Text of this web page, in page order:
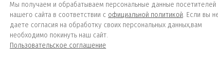
Мы получаем и обрабатываем персональные данные посетителей
нашего сайта в соответствии с официальной политикой. Если вы
даете согласия на обработку своих персональных данных,вам
необходимо покинуть наш сайт.
Пользовательское соглашение